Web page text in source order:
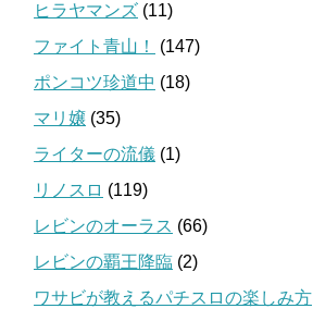
ヒラヤマンズ (11)
ファイト青山！
(147)
ポンコツ珍道中 (18)
マリ嬢 (35)
ライターの流儀 (1)
リノスロ (119)
レビンのオーラス (66)
レビンの覇王降臨 (2)
ワサビが教えるパチスロの楽しみ方